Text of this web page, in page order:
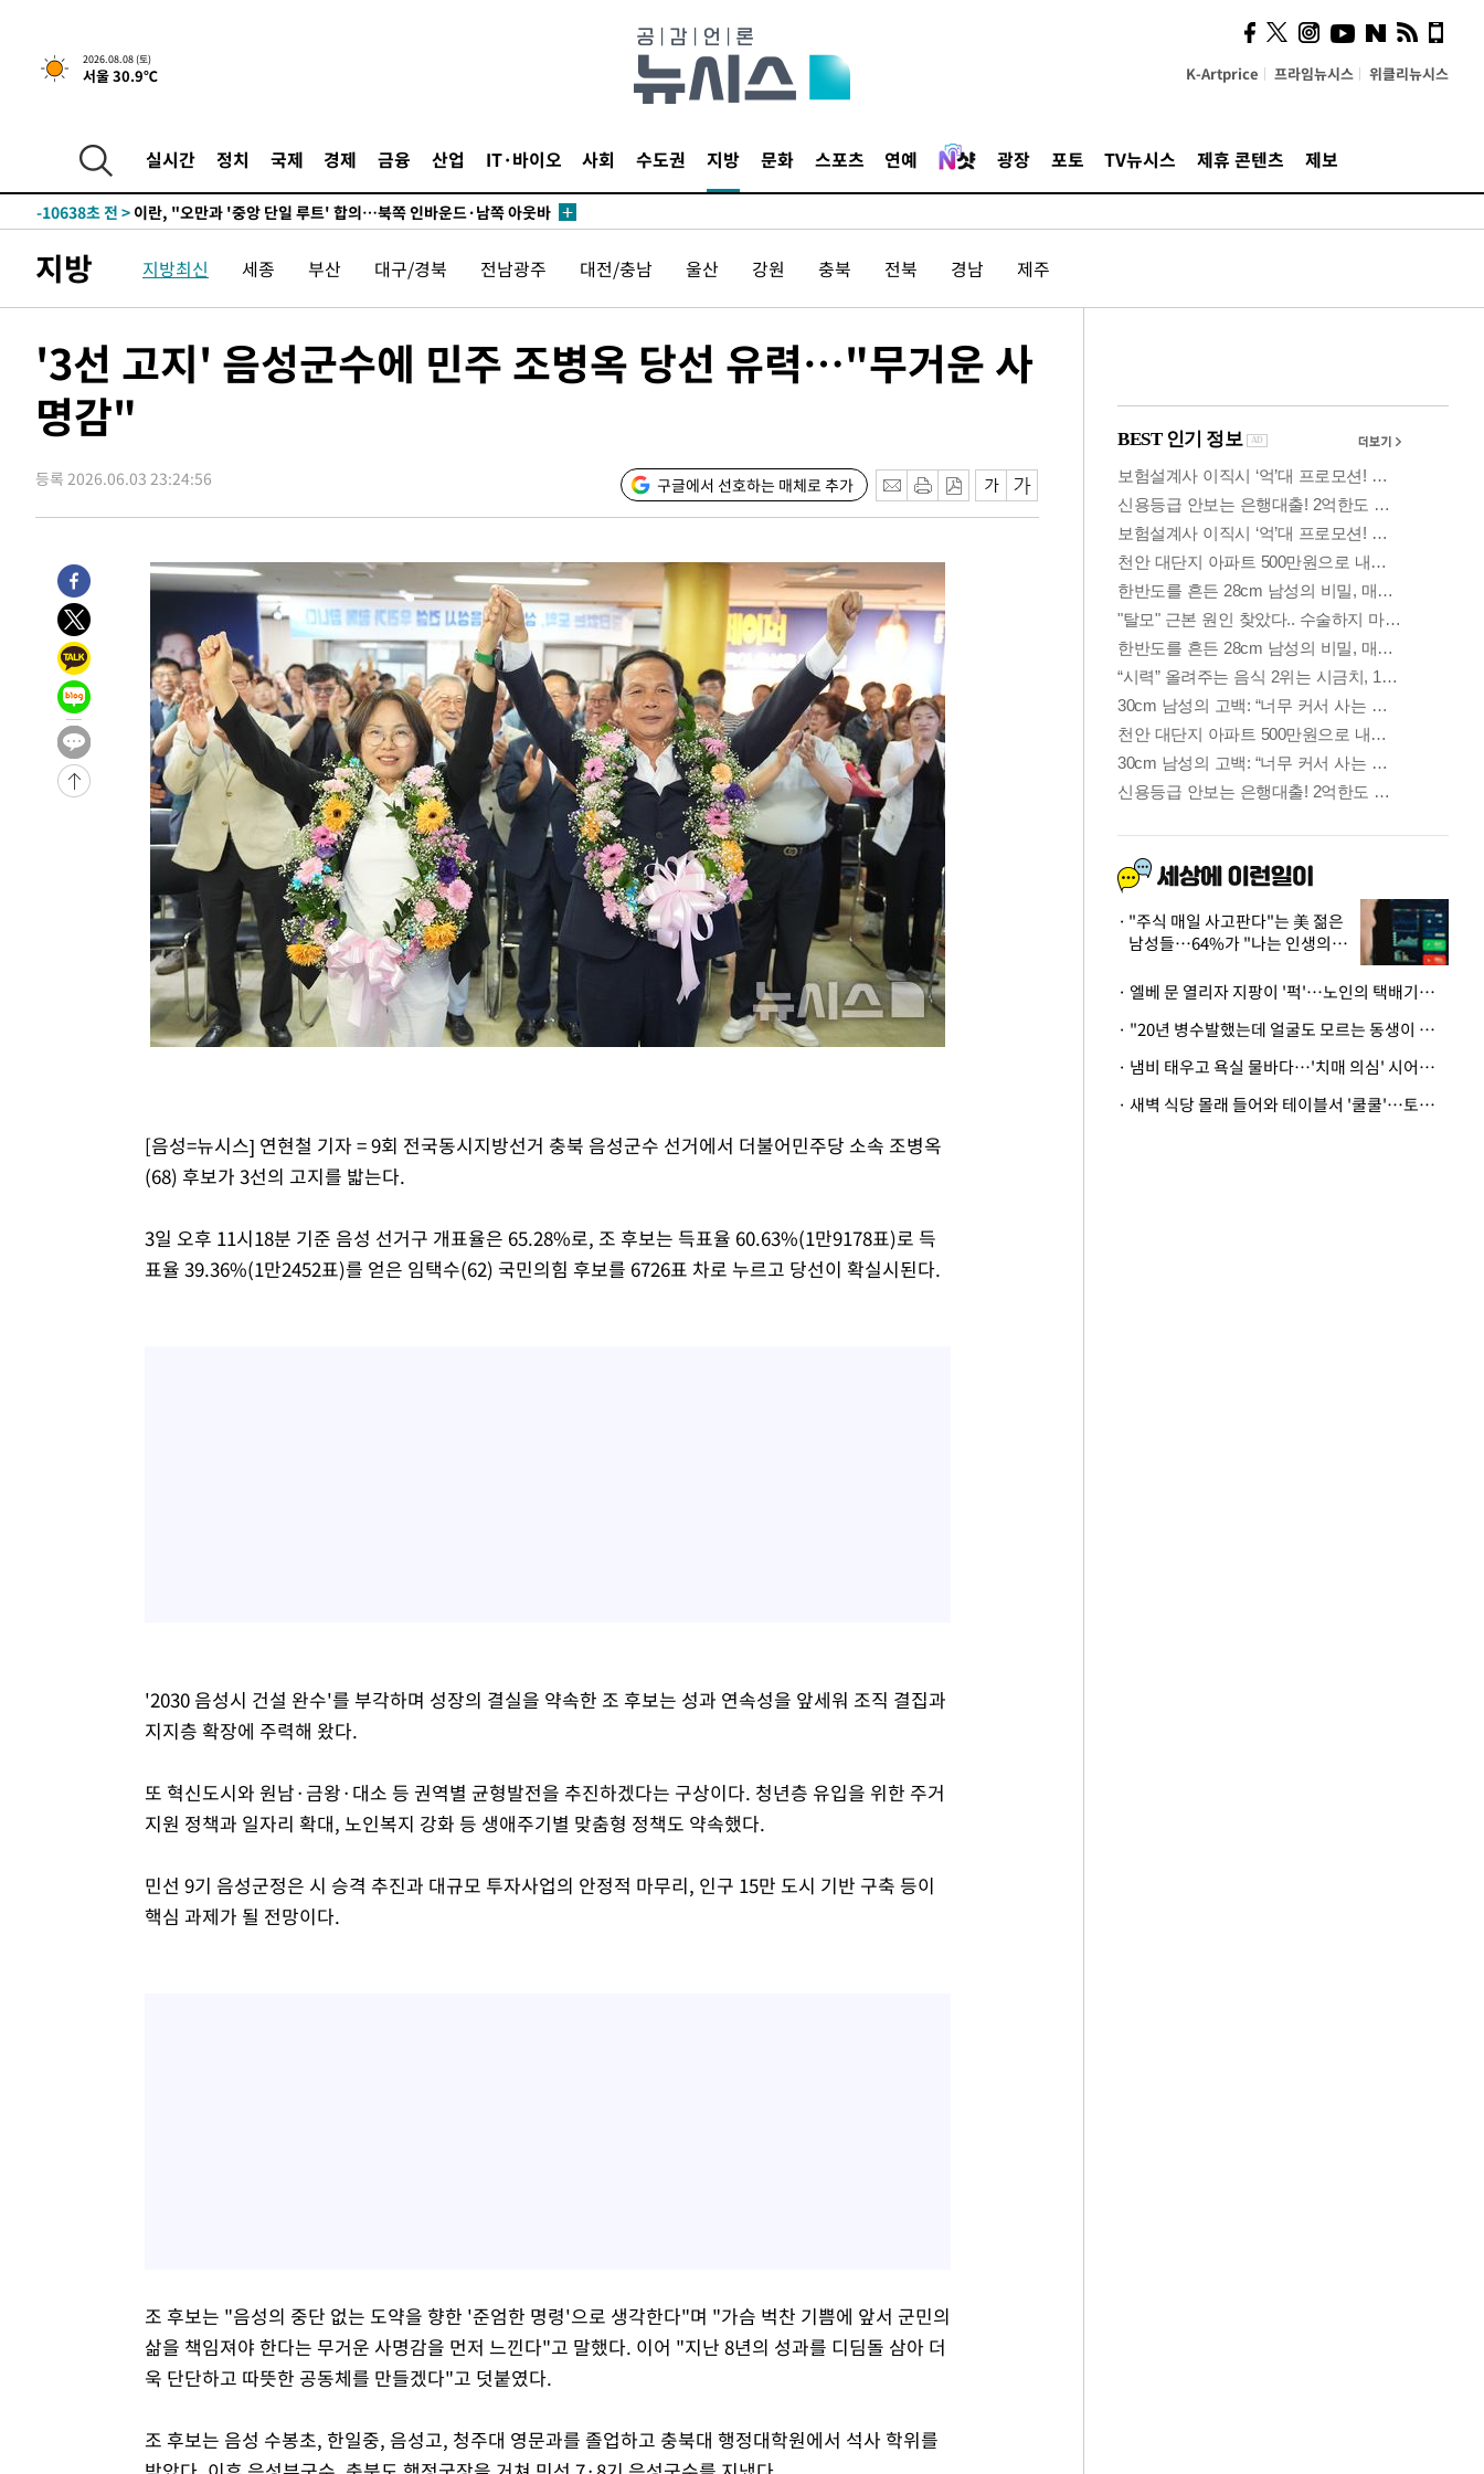
2026.08.08 (토)
서울 30.9℃ K-Artprice 프라임뉴시스 위클리뉴시스
실시간 정치 국제 경제 금융 산업 IT·바이오 사회 수도권 지방 문화 스포츠 연예 광장 포토 TV뉴시스 제휴 콘텐츠 제보
후임
-19103초 전 >이강인, 폭염 속 AT마드리드 첫 훈련…80명 식사 대접까지(종합)
-16242초 전 >미 사업체 일자리, 7월에 2.3만개 순감하고 그 전 2개월 10.3만개
-11553초 전 >
[속보]이 대통령 "부동산 공급 기존 사고방식 매달리지 말고 과감히
-10638초 전 >
운드는 임시"
-2206초 전 > "낮 기온 소폭 하락"…수도권 폭염중대경보, 폭염경보로 하향
포
-2133초 전 > [단독]중수청 지원 검사들, 정원 초과 시 낮은 계급 임용…희망지 못
-104초 전 >낮 최고 37도 찜통더위…곳곳 소나기·강원 많은 비[내일날씨]
1시간 전 >
여자배구 이재영·이다영 자매, 아제르바이잔 투란VC 입단
1시간 전 >외국인 심판 성 접대 7경기 들여다보니…한국 축구 '5승 2무'
1시간 전 >[속보]코스닥, 2.86포인트(0.36%) 내린 798.81마감
1시간 전 >[속보]원·달러 환율, 7.7원 내린 1416.1원 마감
1시간 전 >[속보] 노원서 40.1도 관측…서울, 2018년 이후 첫 40도
2시간 전 >
외신들도 주목한 韓축구 파문…"국민적 공분에 수사 재개"
2시간 전 >
11시간 압수수색에 성접대 파문까지…'쑥대밭' 된 축구협회
3시간 전 >
[속보]규제합리화위원회 부위원장에 김태유 서울대 공대 교수…이병태
후임
-19103초 전 >
이강인, 폭염 속 AT마드리드 첫 훈련…80명 식사 대접까지(종합)
-16242초 전 >
미 사업체 일자리, 7월에 2.3만개 순감하고 그 전 2개월 10.3만개
하향수정 (2보)
-15690초 전 >
[속보] 미 사업체, 일자리 7월에 2.3만 개 줄어…실업률은 4.1%로
-11553초 전 >
[속보]이 대통령 "부동산 공급 기존 사고방식 매달리지 말고 과감히
실천"
-10638초 전 >
이란, "오만과 '중앙 단일 루트' 합의…북쪽 인바운드·남쪽 아웃바
"낮 기온 소폭 하락"…수도권 폭염중대경보, 폭염경보로 하향
[속보]이 대통령, '호우피해' 안동·의성 관할 4개 면 특별재난지역 선
[단독]중수청 지원 검사들, 정원 초과 시 낮은 계급 임용…희망지 못
낮 최고 37도 찜통더위…곳곳 소나기·강원 많은 비[내일날씨]
SK하이닉스, 용인·청주 팹에 54조 투자…"AI 메모리 수요 선제 대응"
여자배구 이재영·이다영 자매, 아제르바이잔 투란VC 입단
외국인 심판 성 접대 7경기 들여다보니…한국 축구 '5승 2무'
[속보]코스닥, 2.86포인트(0.36%) 내린 798.81마감
[속보] 노원서 40.1도 관측…서울, 2018년 이후 첫 40도
[속보]종합특검, '계엄 수용공간 확보' 신용해 前교정본부장 기소
11시간 압수수색에 성접대 파문까지…'쑥대밭' 된 축구협회
[속보]규제합리화위원회 부위원장에 김태유 서울대 공대 교수…이병태
지방 지방최신 세종 부산 대구/경북 전남광주 대전/충남 울산 강원 충북 전북 경남 제주
'3선 고지' 음성군수에 민주 조병옥 당선 유력…"무거운 사
명감"
등록 2026.06.03 23:24:56 구글에서 선호하는 매체로 추가
[음성=뉴시스] 연현철 기자 = 9회 전국동시지방선거 충북 음성군수 선거에서 더불어민주당 소속 조병옥
(68) 후보가 3선의 고지를 밟는다.
3일 오후 11시18분 기준 음성 선거구 개표율은 65.28%로, 조 후보는 득표율 60.63%(1만9178표)로 득
표율 39.36%(1만2452표)를 얻은 임택수(62) 국민의힘 후보를 6726표 차로 누르고 당선이 확실시된다.
'2030 음성시 건설 완수'를 부각하며 성장의 결실을 약속한 조 후보는 성과 연속성을 앞세워 조직 결집과
지지층 확장에 주력해 왔다.
또 혁신도시와 원남·금왕·대소 등 권역별 균형발전을 추진하겠다는 구상이다. 청년층 유입을 위한 주거
지원 정책과 일자리 확대, 노인복지 강화 등 생애주기별 맞춤형 정책도 약속했다.
민선 9기 음성군정은 시 승격 추진과 대규모 투자사업의 안정적 마무리, 인구 15만 도시 기반 구축 등이
핵심 과제가 될 전망이다.
조 후보는 "음성의 중단 없는 도약을 향한 '준엄한 명령'으로 생각한다"며 "가슴 벅찬 기쁨에 앞서 군민의
삶을 책임져야 한다는 무거운 사명감을 먼저 느낀다"고 말했다. 이어 "지난 8년의 성과를 디딤돌 삼아 더
욱 단단하고 따뜻한 공동체를 만들겠다"고 덧붙였다.
조 후보는 음성 수봉초, 한일중, 음성고, 청주대 영문과를 졸업하고 충북대 행정대학원에서 석사 학위를
시, 스마트폰 액세서리에
NFC 더했다
"주식 매일 사고판다"는 美 젊은
남성들…64%가 "나는 인생의
· 엘베 문 열리자 지팡이 '퍽'…노인의 택배기사 폭행 이유
· "20년 병수발했는데 얼굴도 모르는 동생이 유산 절반을"…배다른 형제 상속권 있을까
· 냄비 태우고 욕실 물바다…'치매 의심' 시어머니 검사 권유했다가 '날벼락'
· 새벽 식당 몰래 들어와 테이블서 '쿨쿨'…토사물 남기고 사라진 남성